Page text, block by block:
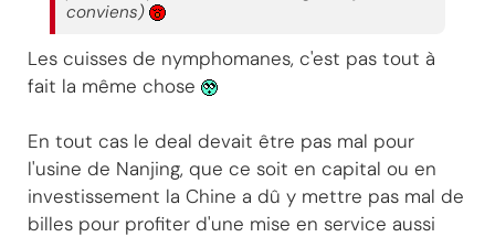
conviens)
Les cuisses de nymphomanes, c'est pas tout à
fait la même chose
En tout cas le deal devait être pas mal pour
l'usine de Nanjing, que ce soit en capital ou en
investissement la Chine a dû y mettre pas mal de
billes pour profiter d'une mise en service aussi